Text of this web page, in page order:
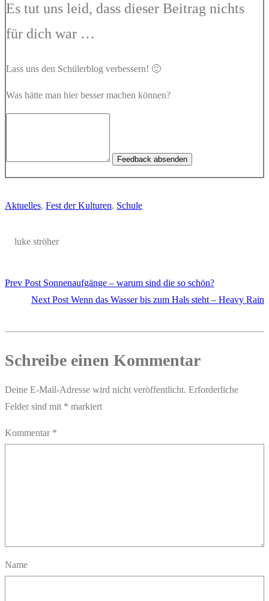
Es tut uns leid, dass dieser Beitrag nichts
für dich war …
Lass uns den Schülerblog verbessern! 🙂
Was hätte man hier besser machen können?
Feedback absenden
Aktuelles, Fest der Kulturen, Schule
luke ströher
Prev Post Sonnenaufgänge – warum sind die so schön?
Next Post Wenn das Wasser bis zum Hals steht – Heavy Rain
Schreibe einen Kommentar
Deine E-Mail-Adresse wird nicht veröffentlicht. Erforderliche
Felder sind mit * markiert
Kommentar *
Name